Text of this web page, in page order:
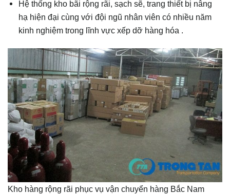
Hệ thống kho bãi rộng rãi, sạch sẽ, trang thiết bị nâng
hạ hiện đại cùng với đội ngũ nhân viên có nhiều năm
kinh nghiệm trong lĩnh vực xếp dỡ hàng hóa .
Kho hàng rộng rãi phục vụ vận chuyển hàng Bắc Nam